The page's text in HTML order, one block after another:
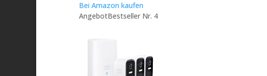
Bei Amazon kaufen
AngebotBestseller Nr. 4